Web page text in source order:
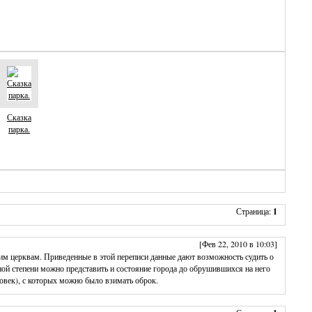
Сказка
парка.
Страница: 1
[Фев 22, 2010 в 10:03]
церквам. Приведенные в этой переписи данные дают возможность судить о
степени можно представить и состояние города до обрушившихся на него
с которых можно было взимать оброк.